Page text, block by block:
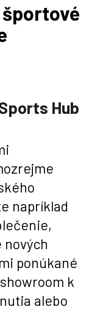
Hub
napríklad
nových
ponúkané
k
alebo